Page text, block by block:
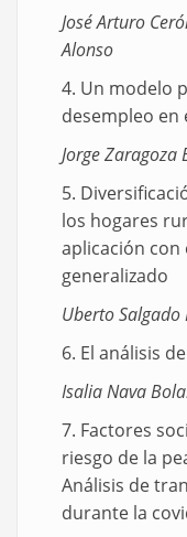
José Arturo
Alonso
4. Un modelo
desempleo en
Jorge Zaragoza
5.
los hogares
aplicación con
generalizado
Uberto Salgado
6. El análisis
Isalia Nava
7. Factores
riesgo de la
Análisis de
durante la